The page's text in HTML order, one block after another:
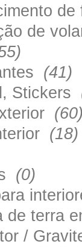
de
(41)
Stickers
(18)
(0)
de terra
/